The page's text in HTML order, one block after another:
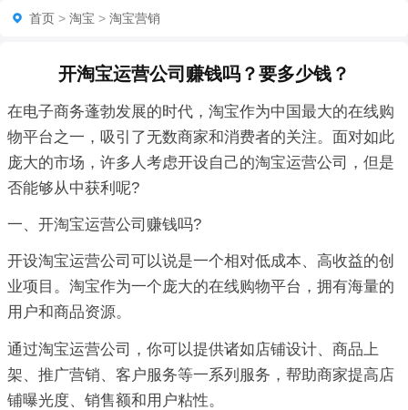
首页 > 淘宝 > 淘宝营销
开淘宝运营公司赚钱吗？要多少钱？
在电子商务蓬勃发展的时代，淘宝作为中国最大的在线购
物平台之一，吸引了无数商家和消费者的关注。面对如此
庞大的市场，许多人考虑开设自己的淘宝运营公司，但是
否能够从中获利呢?
一、开淘宝运营公司赚钱吗?
开设淘宝运营公司可以说是一个相对低成本、高收益的创
业项目。淘宝作为一个庞大的在线购物平台，拥有海量的
用户和商品资源。
通过淘宝运营公司，你可以提供诸如店铺设计、商品上
架、推广营销、客户服务等一系列服务，帮助商家提高店
铺曝光度、销售额和用户粘性。